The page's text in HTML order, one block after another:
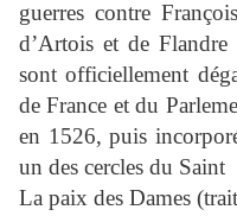
guerres contre
d’Artois et de
sont officiellement
de France et du
en 1526, puis
un des cercles du
La paix des Dames